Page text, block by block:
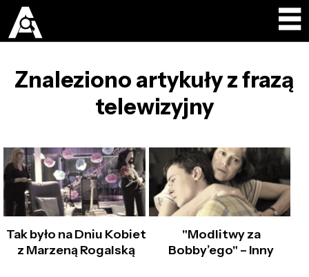
Znaleziono artykuły z frazą
telewizyjny
Tak było na Dniu Kobiet
z Marzeną Rogalską
"Modlitwy za
Bobby’ego" – Inny